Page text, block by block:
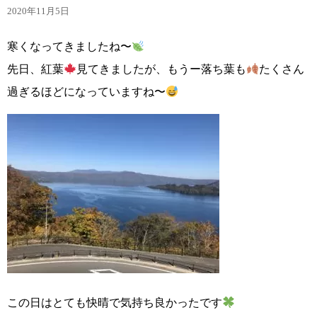
2020年11月5日
寒くなってきましたね〜
先日、紅葉
見てきましたが、もうー落ち葉も
たくさん
過ぎるほどになっていますね〜
この日はとても快晴で気持ち良かったです